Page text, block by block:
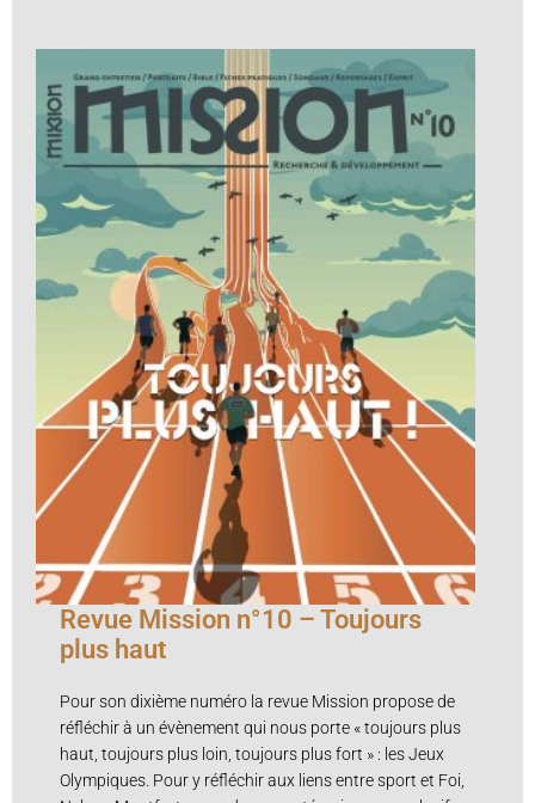
Revue Mission n°10 – Toujours
plus haut
Pour son dixième numéro la revue Mission propose de
réfléchir à un évènement qui nous porte « toujours plus
haut, toujours plus loin, toujours plus fort » : les Jeux
Olympiques. Pour y réfléchir aux liens entre sport et Foi,